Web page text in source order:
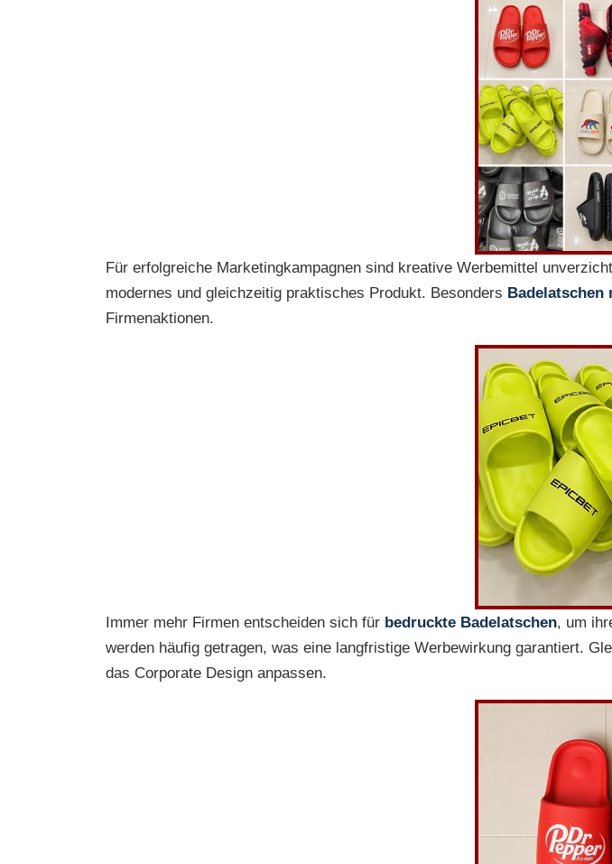
Für erfolgreiche Marketingkampagnen sind kreative Werbemittel
modernes und gleichzeitig praktisches Produkt. Besonders Badelatschen
Firmenaktionen.
Immer mehr Firmen entscheiden sich für bedruckte Badelatschen, um
werden häufig getragen, was eine langfristige Werbewirkung garantiert.
das Corporate Design anpassen.